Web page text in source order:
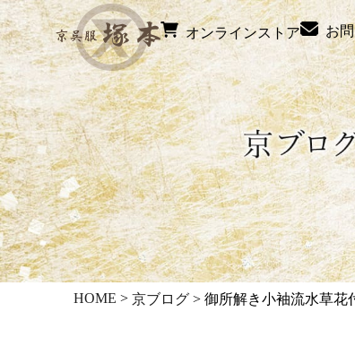
オンラインストア お
HOME > 京ブログ > 御所解き小袖流水草花